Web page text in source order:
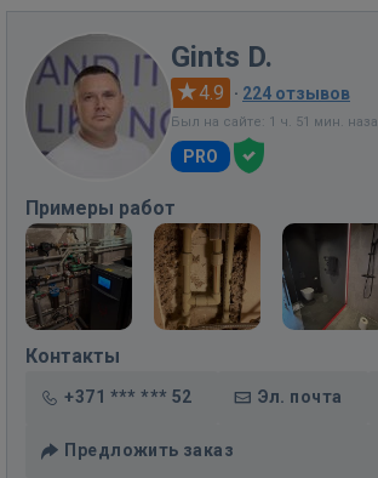
Gints D.
4.9 · 224 отзывов
Был на сайте: 1 ч. 51 мин.
PRO
Примеры работ
Контакты
+371 *** *** 52 Эл. почта
Предложить заказ